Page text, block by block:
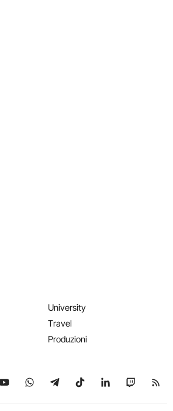
University
Travel
Produzioni
su X su YouTube
Seguici su WhatsApp
Seguici su Telegram
Seguici su TikTok
Seguici su
Seguici